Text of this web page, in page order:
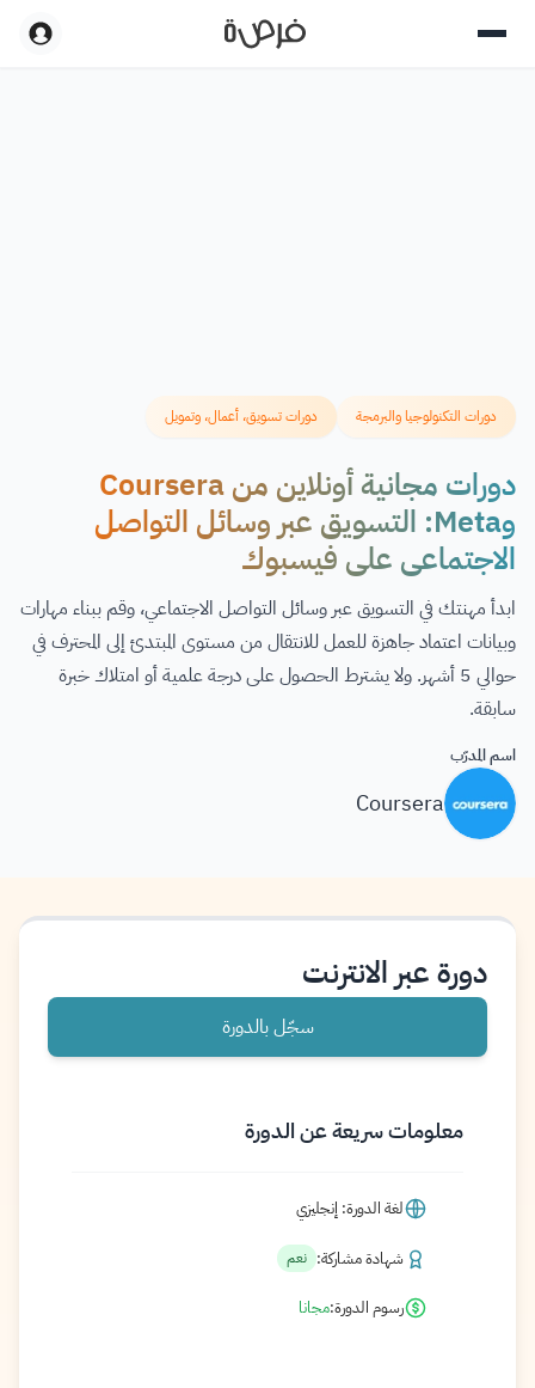
دورات التكنولوجيا والبرمجة دورات تسويق، أعمال، وتمويل
دورات مجانية أونلاين من Coursera
وMeta: التسويق عبر وسائل التواصل
الاجتماعي على فيسبوك
ابدأ مهنتك في التسويق عبر وسائل التواصل الاجتماعي، وقم ببناء مهارات
وبيانات اعتماد جاهزة للعمل للانتقال من مستوى المبتدئ إلى المحترف في
حوالي 5 أشهر. ولا يشترط الحصول على درجة علمية أو امتلاك خبرة
سابقة.
اسم المدرّب
Coursera
دورة عبر الانترنت
سجّل بالدورة
معلومات سريعة عن الدورة
لغة الدورة: إنجليزي
شهادة مشاركة: نعم
رسوم الدورة:مجانا